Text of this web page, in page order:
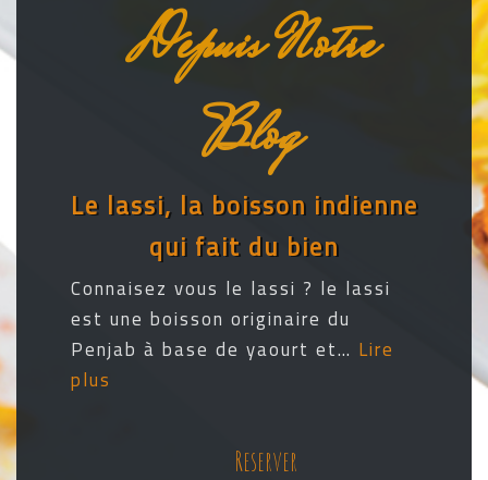
Depuis Notre
Blog
Le lassi, la boisson indienne
qui fait du bien
Connaisez vous le lassi ? le lassi
est une boisson originaire du
Penjab à base de yaourt et… Lire
plus
Reserver